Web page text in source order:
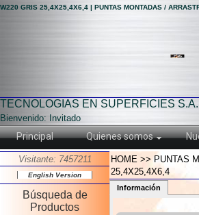
W220 GRIS 25,4X25,4X6,4 | PUNTAS MONTADAS /
TECNOLOGIAS EN SUPERFICIES S.A.
Bienvenido: Invitado
Principal Quienes somos
Visitante: 7457211
English Version
Búsqueda de
Productos
HOME >> PUNTAS
25,4X25,4X6,4
Información